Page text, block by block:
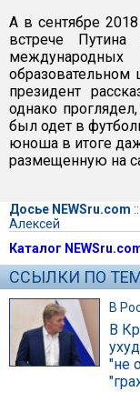
А в сентябре
встрече
образовательном
президент
однако
был одет в
юноша в итоге
размещенную на
Досье NEWSru.com ::
Алексей
Каталог
ССЫЛКИ ПО
В
В
"не